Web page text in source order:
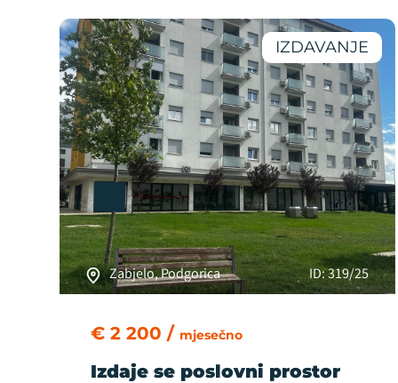
Zabjelo, Podgorica ID: 319/25
IZDAVANJE
€ 2 200 / mjesečno
Izdaje se poslovni prostor